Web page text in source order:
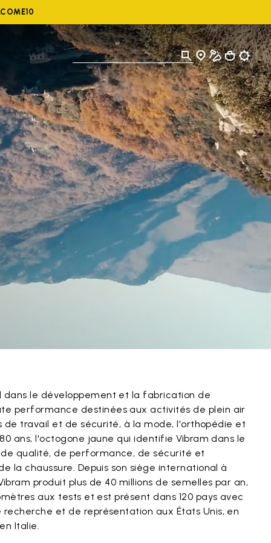
dans le développement et la fabrication de
performance destinées aux activités de plein air
de travail et de sécurité, à la mode, l'orthopédie et
ans, l'octogone jaune qui identifie Vibram dans le
qualité, de performance, de sécurité et
la chaussure. Depuis son siège international à
produit plus de 40 millions de semelles par an,
aux tests et est présent dans 120 pays avec
et de représentation aux États Unis, en
Italie.